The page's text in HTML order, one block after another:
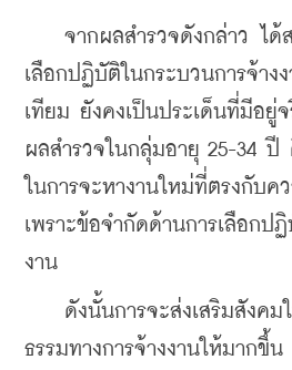
จากผลสำรวจดังกล่าว ได้ส
เลือกปฏิบัติในกระบวนการจ้าง
เทียม ยังคงเป็นประเด็นที่มีอยู่
ผลสำรวจในกลุ่มอายุ 25-34 ปี
ในการจะหางานใหม่ที่ตรงกับค
เพราะข้อจำกัดด้านการเลือกป
งาน
ดังนั้นการจะส่งเสริมสังคมใ
ธรรมทางการจ้างงานให้มากขึ้